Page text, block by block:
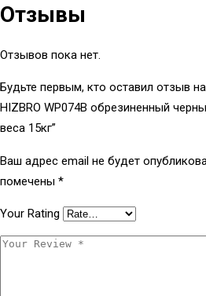
Отзывы
Отзывов пока нет.
Будьте первым, кто оставил отзыв
HIZBRO WP074B обрезиненный
веса 15кг”
Ваш адрес email не будет
помечены *
Your Rating